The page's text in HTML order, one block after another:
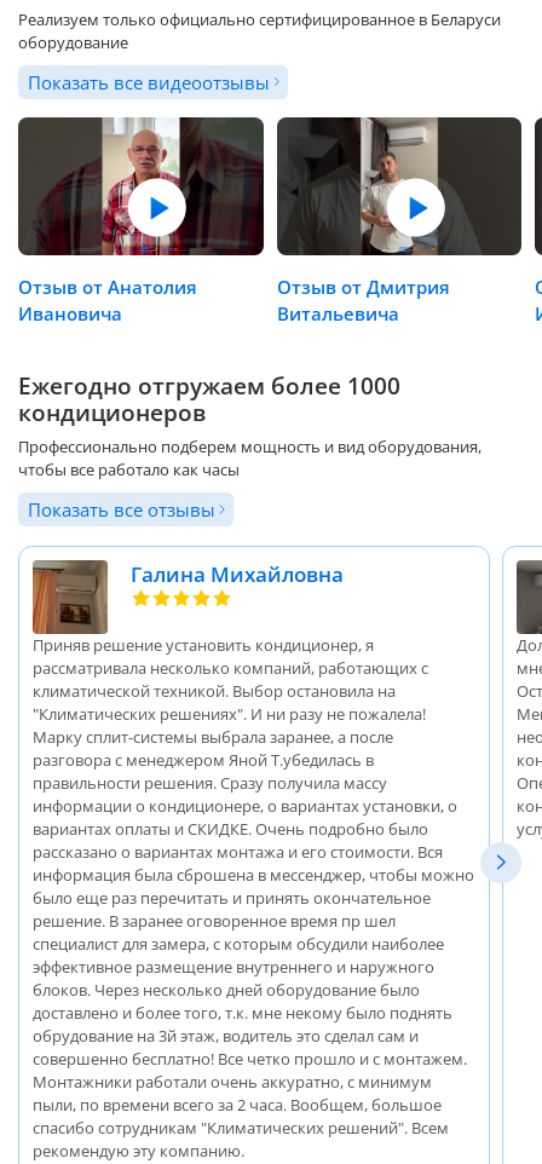
Реализуем только официально сертифицированное в Беларуси
оборудование
Отзыв от Анатолия
Ивановича
Отзыв от Дмитрия
Витальевича
Показать все видеоотзывы
Ежегодно отгружаем более 1000
кондиционеров
Профессионально подберем мощность и вид оборудования,
чтобы все работало как часы
Галина Михайловна
Приняв решение установить кондиционер, я
рассматривала несколько компаний, работающих с
климатической техникой. Выбор остановила на
"Климатических решениях". И ни разу не пожалела!
Марку сплит-системы выбрала заранее, а после
разговора с менеджером Яной Т.убедилась в
правильности решения. Сразу получила массу
информации о кондиционере, о вариантах установки, о
вариантах оплаты и СКИДКЕ. Очень подробно было
рассказано о вариантах монтажа и его стоимости. Вся
информация была сброшена в мессенджер, чтобы можно
было еще раз перечитать и принять окончательное
решение. В заранее оговоренное время пр шел
специалист для замера, с которым обсудили наиболее
эффективное размещение внутреннего и наружного
блоков. Через несколько дней оборудование было
доставлено и более того, т.к. мне некому было поднять
обрудование на 3й этаж, водитель это сделал сам и
совершенно бесплатно! Все четко прошло и с монтажем.
Монтажники работали очень аккуратно, с минимум
пыли, по времени всего за 2 часа. Вообщем, большое
спасибо сотрудникам "Климатических решений". Всем
рекомендую эту компанию.
Показать все отзывы